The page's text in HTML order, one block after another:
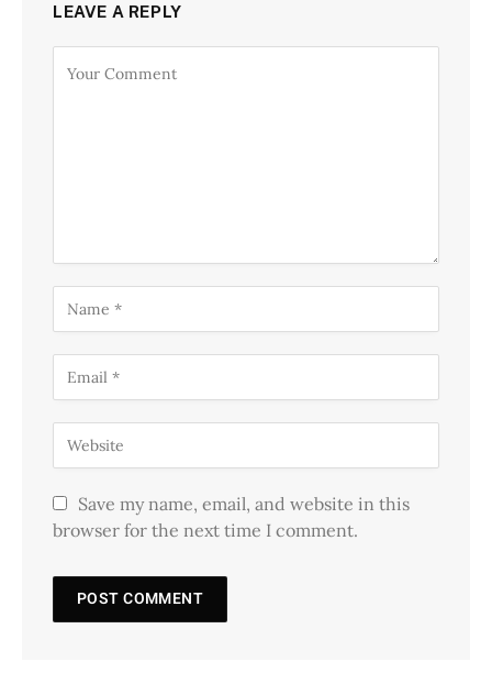
LEAVE A REPLY
Save my name, email, and website in this
browser for the next time I comment.